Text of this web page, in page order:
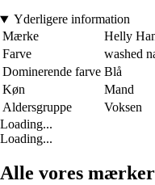
Yderligere information
Mærke
Helly
Farve
washed
Dominerende farve Blå
Køn
Mand
Aldersgruppe
Voksen
Loading...
Loading...
Alle vores mærker